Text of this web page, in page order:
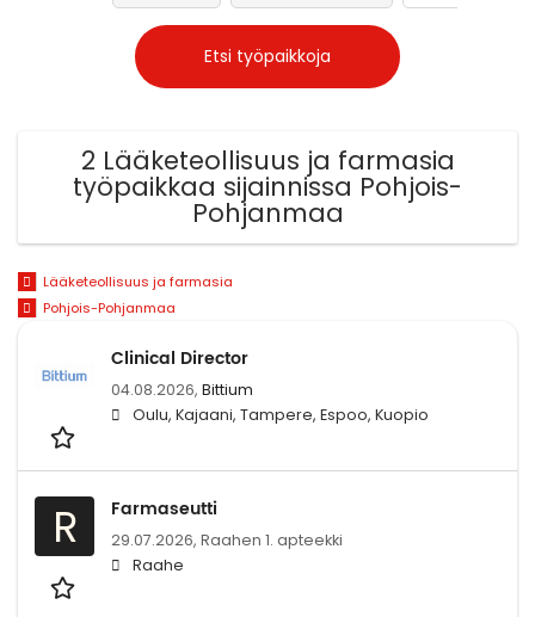
2 Lääketeollisuus ja farmasia
työpaikkaa sijainnissa Pohjois-
Pohjanmaa
Lääketeollisuus ja farmasia
Pohjois-Pohjanmaa
Clinical Director
04.08.2026, Bittium
Oulu, Kajaani, Tampere, Espoo, Kuopio
R Farmaseutti
29.07.2026, Raahen 1. apteekki
Raahe